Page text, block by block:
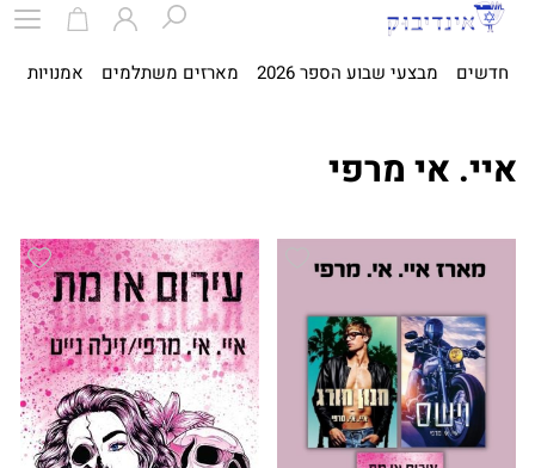
חדשים מבצעי שבוע הספר 2026 מארזים משתלמים אמנויות
איי. אי מרפי